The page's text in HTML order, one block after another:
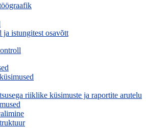
ja istungitest osavõtt
riiklike küsimuste ja raportite arutelu